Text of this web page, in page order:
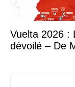
Vuelta 2026 :
dévoilé – De